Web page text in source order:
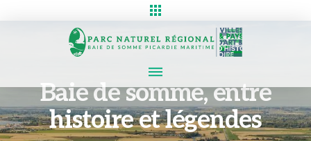
Baie de somme, entre
histoire et légendes